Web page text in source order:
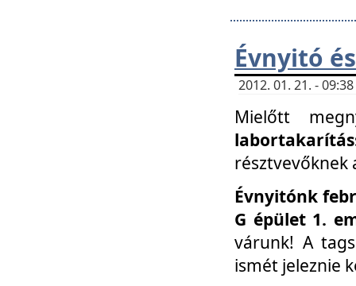
Évnyitó
2012. 01. 21. -
Mielőtt
labortakarítás
résztvevőknek
Évnyitónk
G épület 1.
várunk! A
ismét jeleznie